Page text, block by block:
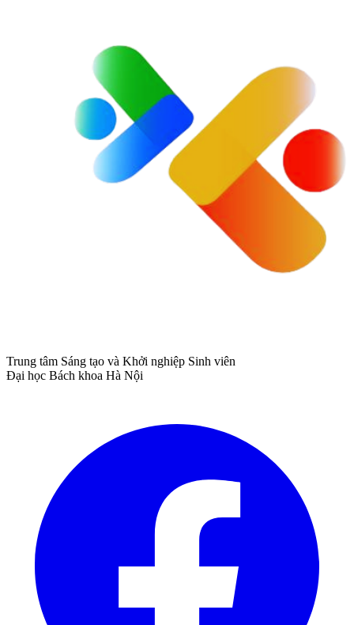
Trung tâm Sáng tạo và Khởi nghiệp Sinh viên
Đại học Bách khoa Hà Nội